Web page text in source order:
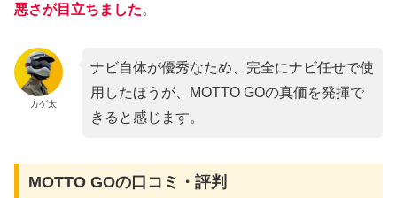
悪さが目立ちました。
カゲ太
ナビ自体が優秀なため、完全にナビ任せで使
用したほうが、MOTTO GOの真価を発揮で
きると感じます。
MOTTO GOの口コミ・評判